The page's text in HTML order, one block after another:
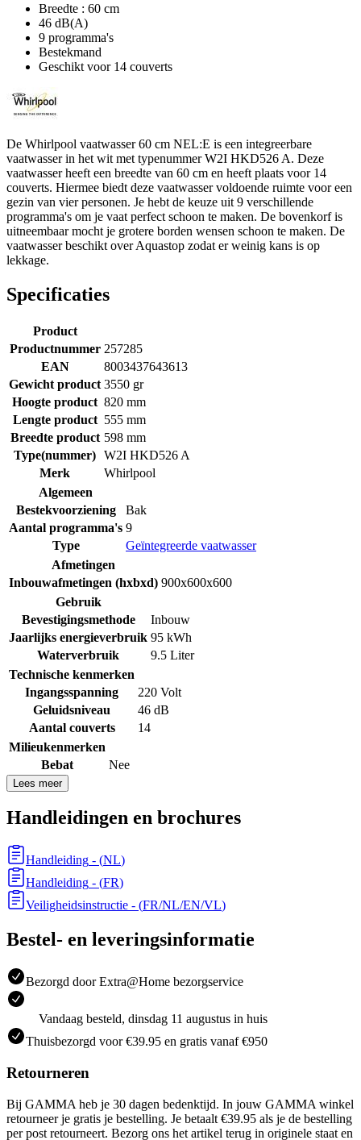
Breedte : 60 cm
46 dB(A)
9 programma's
Bestekmand
Geschikt voor 14 couverts
De Whirlpool vaatwasser 60 cm NEL:E is een integreerbare
vaatwasser in het wit met typenummer W2I HKD526 A. Deze
vaatwasser heeft een breedte van 60 cm en heeft plaats voor 14
couverts. Hiermee biedt deze vaatwasser voldoende ruimte voor een
gezin van vier personen. Je hebt de keuze uit 9 verschillende
programma's om je vaat perfect schoon te maken. De bovenkorf is
uitneembaar mocht je grotere borden wensen schoon te maken. De
vaatwasser beschikt over Aquastop zodat er weinig kans is op
lekkage.
Specificaties
Product
Productnummer 257285
EAN
8003437643613
Gewicht product 3550 gr
Hoogte product 820 mm
Lengte product 555 mm
Breedte product 598 mm
Type(nummer) W2I HKD526 A
Merk
Whirlpool
Algemeen
Bestekvoorziening
Bak
Aantal programma's 9
Type
Geïntegreerde vaatwasser
Afmetingen
Inbouwafmetingen (hxbxd) 900x600x600
Gebruik
Bevestigingsmethode
Inbouw
Jaarlijks energieverbruik 95 kWh
Waterverbruik
9.5 Liter
Technische kenmerken
Ingangsspanning
220 Volt
Geluidsniveau
46 dB
Aantal couverts
14
Milieukenmerken
Bebat
Nee
Lees meer
Handleidingen en brochures
Handleiding - (NL)
Handleiding - (FR)
Veiligheidsinstructie - (FR/NL/EN/VL)
Bestel- en leveringsinformatie
Bezorgd door Extra@Home bezorgservice
Vandaag besteld, dinsdag 11 augustus in huis
Thuisbezorgd voor €39.95 en gratis vanaf €950
Retourneren
Bij GAMMA heb je 30 dagen bedenktijd. In jouw GAMMA winkel
retourneer je gratis je bestelling. Je betaalt €39.95 als je de bestelling
per post retourneert. Bezorg ons het artikel terug in originele staat en